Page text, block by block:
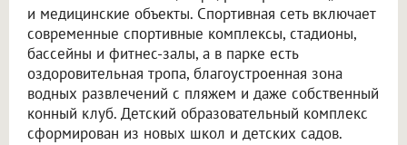
и медицинские объекты. Спортивная сеть включает
современные спортивные комплексы, стадионы,
бассейны и фитнес-залы, а в парке есть
оздоровительная тропа, благоустроенная зона
водных развлечений с пляжем и даже собственный
конный клуб. Детский образовательный комплекс
сформирован из новых школ и детских садов.